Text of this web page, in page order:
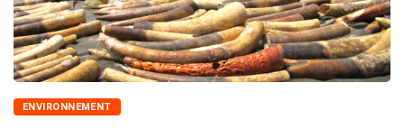
ENVIRONNEMENT